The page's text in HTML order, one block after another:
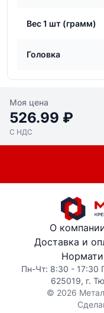
Вес 1 шт (грамм)
Головка
Моя цена
526.99 ₽
С НДС
О
Доставка и
Пн-Чт: 8:30 - 17:30
625019, г.
© 2026